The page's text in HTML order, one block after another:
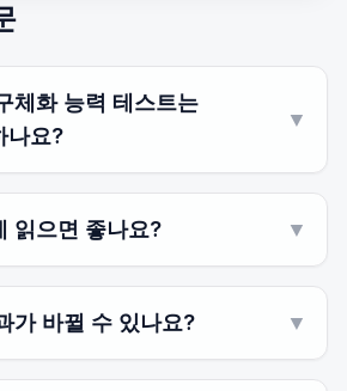
체화 능력 테스트는
나요?
▼
읽으면 좋나요? ▼
가 바뀔 수 있나요? ▼